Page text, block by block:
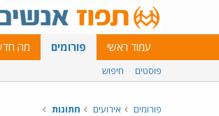
עמוד ראשי פורומים מה
פוסטים חיפוש
פורומים אירועים חתונות